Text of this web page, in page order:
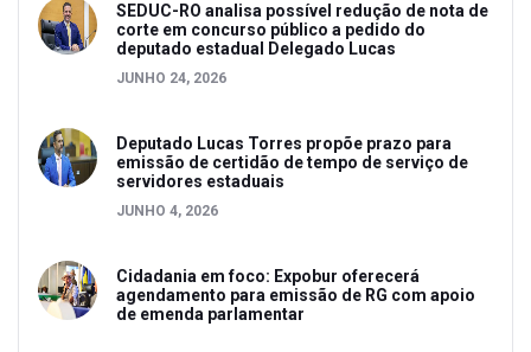
SEDUC-RO analisa possível redução de nota de
corte em concurso público a pedido do
deputado estadual Delegado Lucas
JUNHO 24, 2026
Deputado Lucas Torres propõe prazo para
emissão de certidão de tempo de serviço de
servidores estaduais
JUNHO 4, 2026
Cidadania em foco: Expobur oferecerá
agendamento para emissão de RG com apoio
de emenda parlamentar